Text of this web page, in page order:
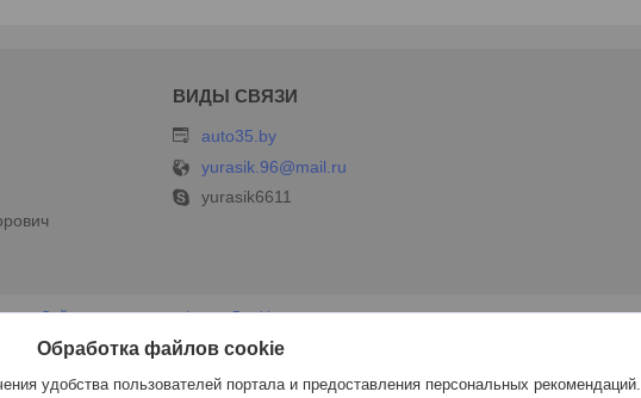
auto35.by
yurasik.96@mail.ru
yurasik6611
Сайт создан на платформе Deal.by
Политика обработки файлов cookies
Обработка файлов cookie
удобства пользователей портала и предоставления персональных рекомендаций.
ИП Дершлекас В.В | Пожаловаться на контент
Select Language ▼